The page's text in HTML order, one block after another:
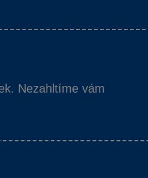
Nezahltíme vám